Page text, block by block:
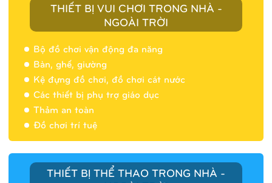
THIẾT BỊ VUI CHƠI TRONG NHÀ -
NGOÀI TRỜI
Bộ đồ chơi vận động đa năng
Bàn, ghế, giường
Kệ đựng đồ chơi, đồ chơi cát nước
Các thiết bị phụ trợ giáo dục
Thảm an toàn
Đồ chơi trí tuệ
THIẾT BỊ THỂ THAO TRONG NHÀ -
Nhà banh 9H5404